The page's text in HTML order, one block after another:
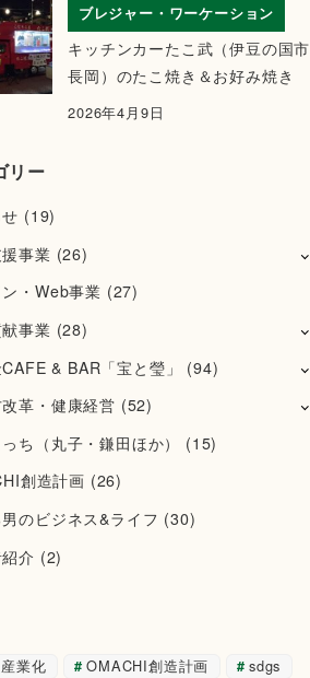
ブレジャー・ワーケーション
キッチンカーたこ武（伊豆の国市
長岡）のたこ焼き＆お好み焼き
2026年4月9日
リー
(19)
事業 (26)
・Web事業 (27)
事業 (28)
& BAR「宝と瑩」
(94)
革・健康経営 (52)
ち（丸子・鎌田ほか）
(15)
創造計画 (26)
のビジネス&ライフ (30)
介 (2)
業化 OMACHI創造計画
sdgs